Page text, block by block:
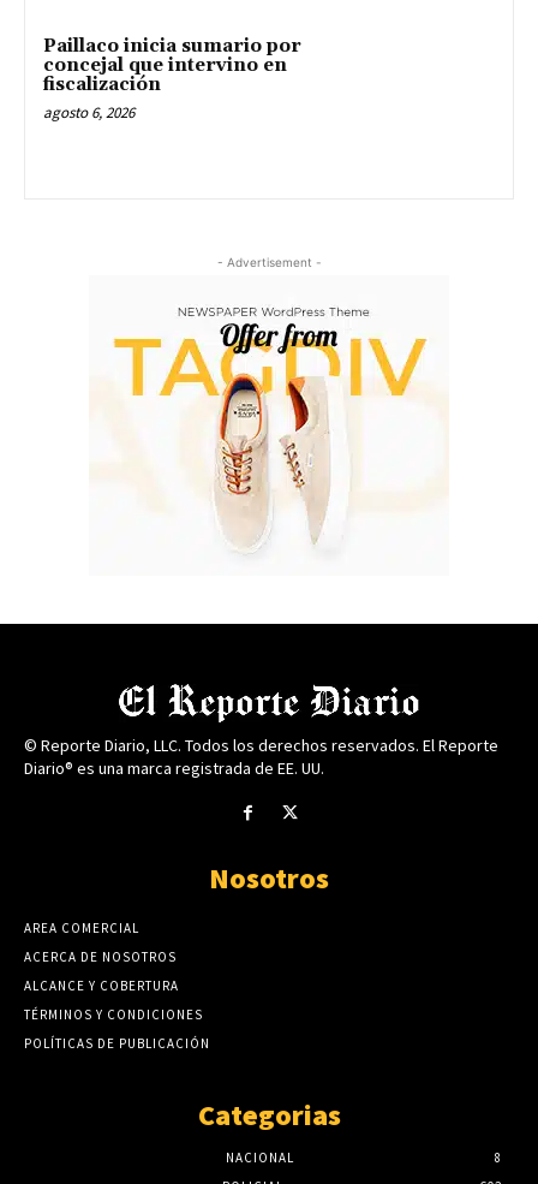
Paillaco inicia sumario por
concejal que intervino en
fiscalización
agosto 6, 2026
- Advertisement -
© Reporte Diario, LLC. Todos los derechos reservados. El Reporte
Diario® es una marca registrada de EE. UU.
Nosotros
AREA COMERCIAL
ACERCA DE NOSOTROS
ALCANCE Y COBERTURA
TÉRMINOS Y CONDICIONES
POLÍTICAS DE PUBLICACIÓN
Categorias
NACIONAL
8